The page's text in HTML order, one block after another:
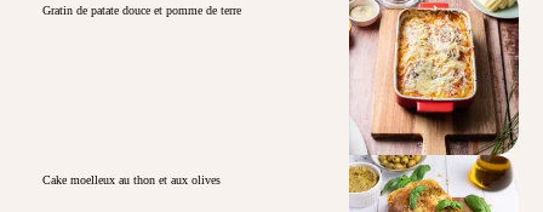
Gratin de patate douce et pomme de terre
Cake moelleux au thon et aux olives